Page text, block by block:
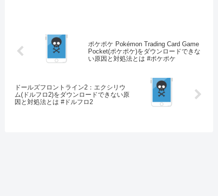
ポケポケ Pokémon Trading Card Game
Pocket(ポケポケ)をダウンロードできな
い原因と対処法とは #ポケポケ
ドールズフロントライン2：エクシリウ
ム(ドルフロ2)をダウンロードできない原
因と対処法とは #ドルフロ2